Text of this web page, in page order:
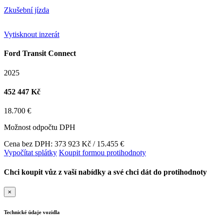
Zkušební jízda
Vytisknout inzerát
Ford Transit Connect
2025
452 447 Kč
18.700 €
Možnost odpočtu DPH
Cena bez DPH: 373 923 Kč / 15.455 €
Vypočítat splátky Koupit formou protihodnoty
Chci koupit vůz z vaší nabídky a své chci dát do protihodnoty
×
Technické údaje vozidla